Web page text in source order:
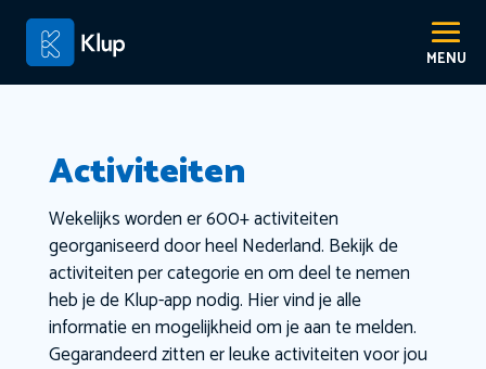
Activiteiten
Wekelijks worden er 600+ activiteiten
georganiseerd door heel Nederland. Bekijk de
activiteiten per categorie en om deel te nemen
heb je de Klup-app nodig. Hier vind je alle
informatie en mogelijkheid om je aan te melden.
Gegarandeerd zitten er leuke activiteiten voor jou